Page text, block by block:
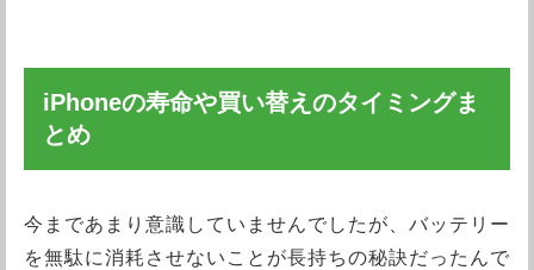
iPhoneの寿命や買い替えのタイミングま
とめ
今まであまり意識していませんでしたが、バッテリー
を無駄に消耗させないことが長持ちの秘訣だったんで